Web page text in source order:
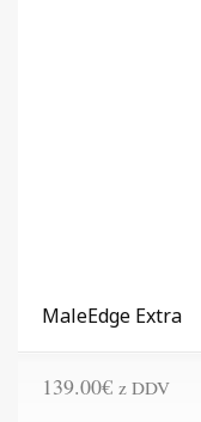
MaleEdge Extra
139.00€ z DDV